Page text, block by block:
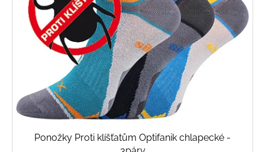
Ponožky Proti klíšťatům Optifanik chlapecké -